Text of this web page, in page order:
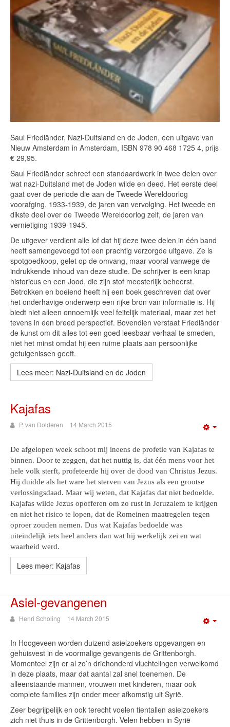
Saul Friedländer, Nazi-Duitsland en de Joden, een uitgave van
Nieuw Amsterdam in Amsterdam, ISBN 978 90 468 1725 4, prijs
€ 29,95.
Saul Friedländer schreef een standaardwerk in twee delen over
wat nazi-Duitsland met de Joden wilde en deed. Het eerste deel
gaat over de periode die aan de Tweede Wereldoorlog
voorafging, 1933-1939, de jaren van vervolging. Het tweede en
dikste deel over de Tweede Wereldoorlog zelf, de jaren van
vernietiging 1939-1945.
De uitgever verdient alle lof dat hij deze twee delen in één band
heeft samengevoegd tot een prachtig verzorgde uitgave. Ze is
spotgoedkoop, gelet op de omvang, maar vooral vanwege de
indrukkende inhoud van deze studie. De schrijver is een knap
historicus en een Jood, die zijn stof meesterlijk beheerst.
Betrokken en boeiend heeft hij een boek geschreven dat over
het onderhavige onderwerp een rijke bron van informatie is. Hij
biedt niet alleen onnoemlijk veel feitelijk materiaal, maar zet het
tevens in een breed perspectief. Bovendien verstaat Friedländer
de kunst om dit alles tot een goed leesbaar verhaal te smeden,
niet het minst omdat hij een ruime plaats aan persoonlijke
getuigenissen geeft.
Lees meer: Nazi-Duitsland en de Joden
Kajafas
P. van Dolderen 14 March 2015
De afgelopen week schoot mij ineens de profetie van Kajafas te
binnen. Door te zeggen, dat het nuttig is, dat één mens voor het
hele volk sterft, profeteerde hij over de dood van Christus Jezus.
Hij duidde als het ware het sterven van Jezus als een grootse
verlossingsdaad. Maar wij weten, dat Kajafas dat niet bedoelde.
Kajafas wilde Jezus opofferen om zo rust in Jeruzalem te krijgen
en niet het risico te lopen, dat de Romeinen maatregelen tegen
oproer zouden nemen. Dus wat Kajafas bedoelde was
uiteindelijk iets heel anders dan wat hij werkelijk zei en wat
waarheid werd.
Lees meer: Kajafas
Asiel-gevangenen
Henri Scholing 14 March 2015
In Hoogeveen worden duizend asielzoekers opgevangen en
gehuisvest in de voormalige gevangenis de Grittenborgh.
Momenteel zijn er al zo’n driehonderd vluchtelingen verwelkomd
in deze plaats, maar dat aantal zal snel toenemen. De
alleenstaande mannen, vrouwen met kinderen, maar ook
complete families zijn onder meer afkomstig uit Syrië.
Zeer begrijpelijk en ook terecht voelen tientallen asielzoekers
zich niet thuis in de Grittenborgh. Velen hebben in Syrië